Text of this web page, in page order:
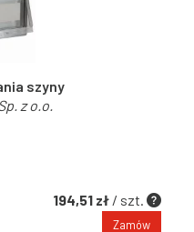
szyny
z o.o.
194,51 zł / szt.
Zamów